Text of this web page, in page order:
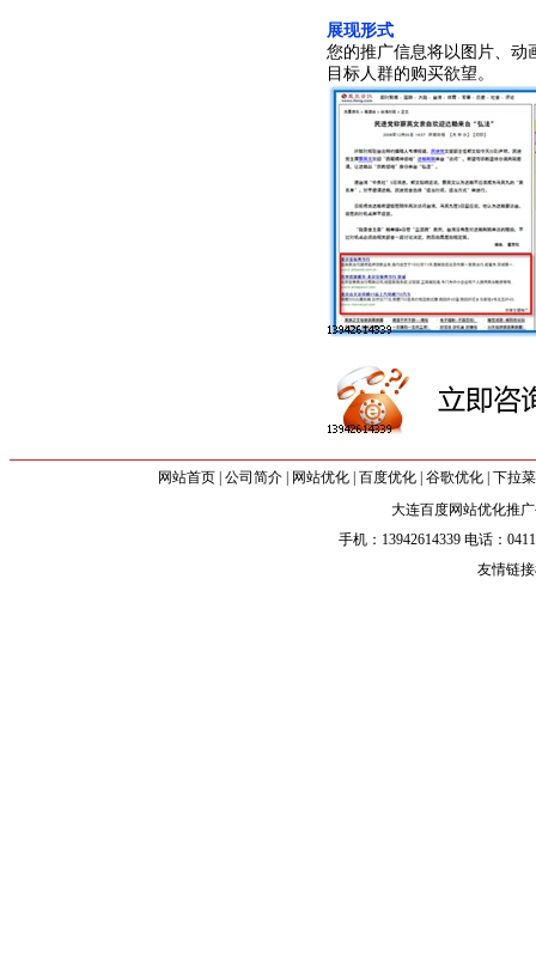
展现形式
您的推广信息将以图片、动
目标人群的购买欲望。
网站首页 |公司简介 网站优化 |百度优化 |谷歌优化 |下拉
大连百度网站优化推
手机：13942614339 电话：
友情链